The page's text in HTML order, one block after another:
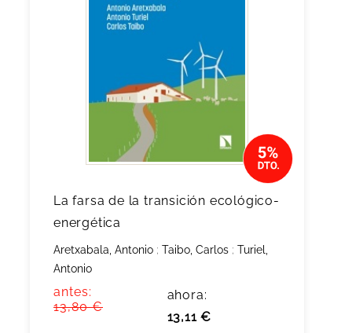
La farsa de la transición ecológico-
energética
Aretxabala, Antonio ; Taibo, Carlos ; Turiel,
Antonio
antes:
13,80 €
ahora:
13,11 €